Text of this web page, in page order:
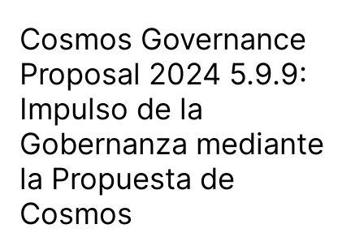
Cosmos Governance
Proposal 2024 5.9.9:
Impulso de la
Gobernanza mediante
la Propuesta de
Cosmos